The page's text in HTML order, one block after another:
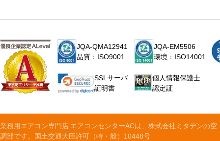
JQA-QMA12941
品質：ISO9001
JQA-EM5506
環境：ISO14001
SSLサーバ
証明書
個人情報保護士
認定証
業務用エアコン専門店 エアコンセンターACは、株式会社ミタデンの空
調部です。国土交通大臣許可（特・般）10448号